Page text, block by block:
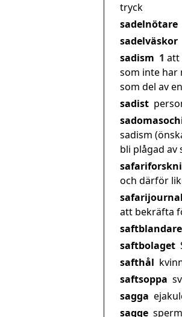
tryck
sadelnötare
sadelväskor
sadism 1 att
som inte har
som del av
sadist
sadism
bli plågad
och därför
att bekräfta
saftblandare
saftbolaget
safthål
saftsoppa
sagga
sagge